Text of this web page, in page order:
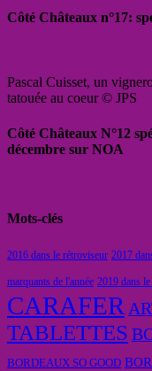
Côté Châteaux n°17:
Pascal Cuisset, un
tatouée au coeur © JPS
Côté Châteaux N°12
décembre sur NOA
Mots-clés
2016 dans le rétroviseur 2017
marquants de l'année 2019 dans
CARAFER
TABLETTES
BORDEAUX SO GOOD